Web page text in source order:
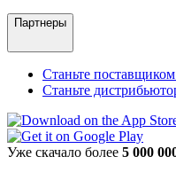
Партнеры
Станьте
Станьте
Уже скачало более 5 000